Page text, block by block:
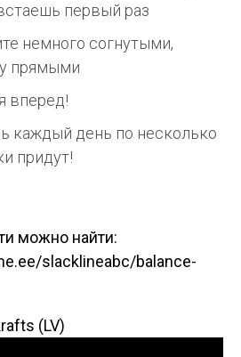
первый раз
немного согнутыми,
прямыми
вперед!
каждый день по несколько
придут!
можно найти:
slacklineabc/balance-
(LV)